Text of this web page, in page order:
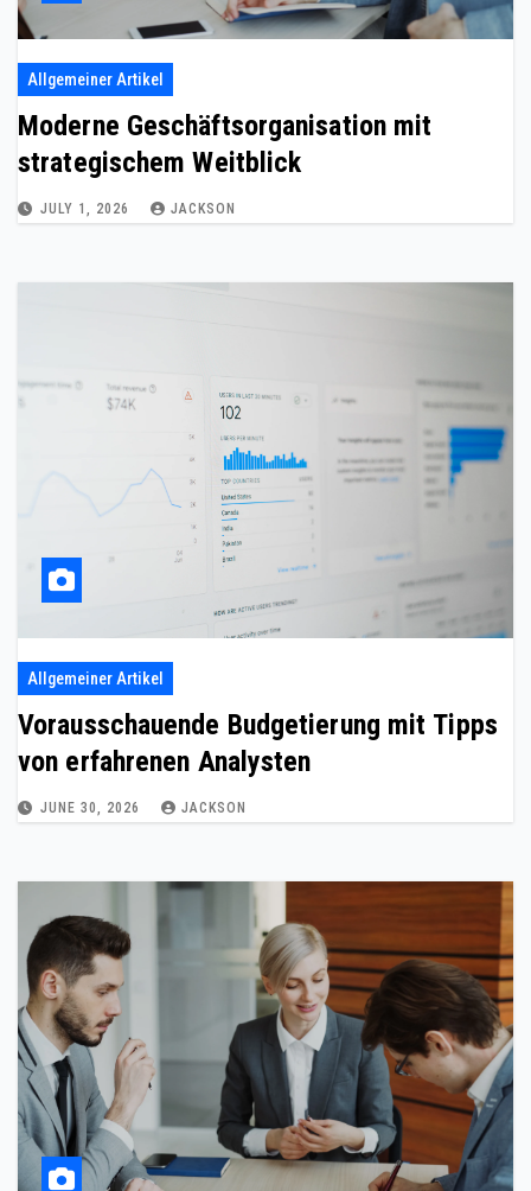
Allgemeiner Artikel
Moderne Geschäftsorganisation mit
strategischem Weitblick
JULY 1, 2026 JACKSON
Allgemeiner Artikel
Vorausschauende Budgetierung mit Tipps
von erfahrenen Analysten
JUNE 30, 2026 JACKSON